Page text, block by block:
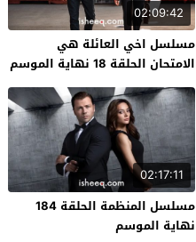
02:09:42
مسلسل اخي العائلة هي
الامتحان الحلقة 18 نهاية الموسم
02:17:11
مسلسل المنظمة الحلقة 184
نهاية الموسم